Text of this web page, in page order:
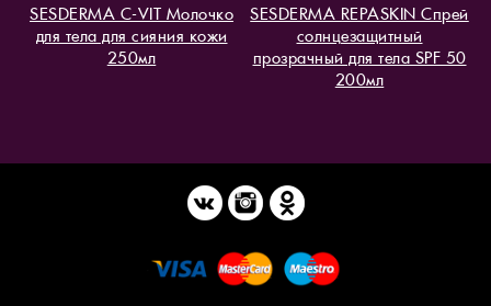
SESDERMA C-VIT Молочко
для тела для сияния кожи
250мл
SESDERMA REPASKIN Спрей
солнцезащитный
прозрачный для тела SPF 50
200мл